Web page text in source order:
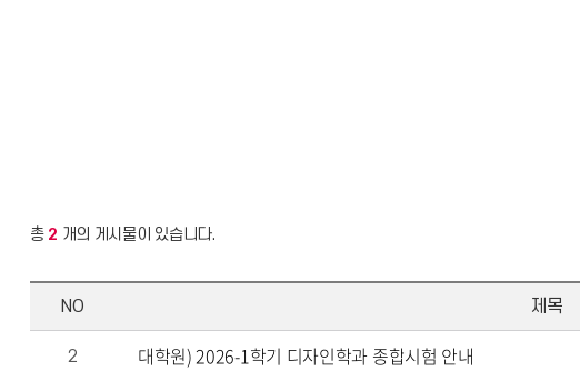
총 2 개의 게시물이 있습니다.
NO 제목
2 대학원) 2026-1학기 디자인학과 종합시험 안내